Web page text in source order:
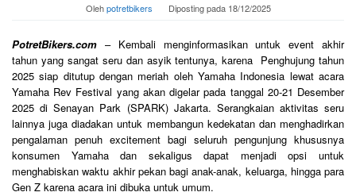
Olehpotretbikers Diposting pada 18/12/2025
PotretBikers.com – Kembali menginformasikan untuk event akhir
tahun yang sangat seru dan asyik tentunya, karena Penghujung tahun
2025 siap ditutup dengan meriah oleh Yamaha Indonesia lewat acara
Yamaha Rev Festival yang akan digelar pada tanggal 20-21 Desember
2025 di Senayan Park (SPARK) Jakarta. Serangkaian aktivitas seru
lainnya juga diadakan untuk membangun kedekatan dan menghadirkan
pengalaman penuh excitement bagi seluruh pengunjung khususnya
konsumen Yamaha dan sekaligus dapat menjadi opsi untuk
menghabiskan waktu akhir pekan bagi anak-anak, keluarga, hingga para
Gen Z karena acara ini dibuka untuk umum.